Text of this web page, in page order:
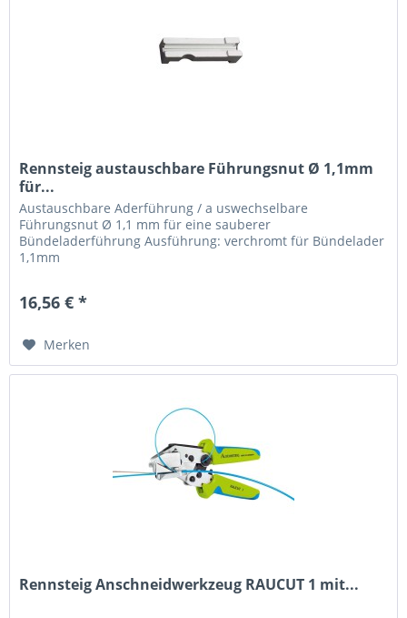
Rennsteig austauschbare Führungsnut Ø 1,1mm
für...
Austauschbare Aderführung / a uswechselbare
Führungsnut Ø 1,1 mm für eine sauberer
Bündeladerführung Ausführung: verchromt für Bündelader
1,1mm
16,56 € *
Merken
Rennsteig Anschneidwerkzeug RAUCUT 1 mit...